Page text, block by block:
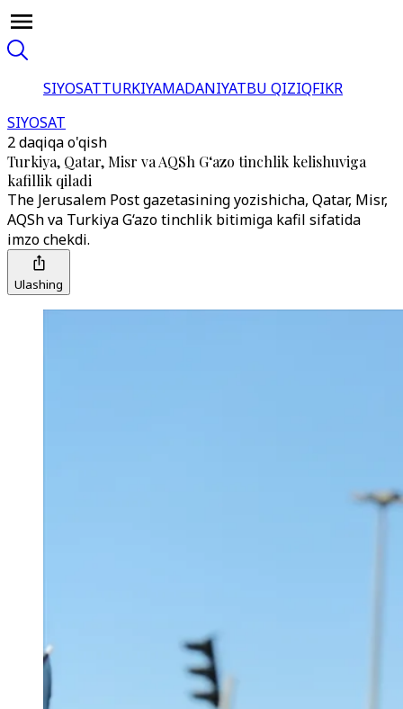
SIYOSATTURKIYAMADANIYATBU QIZIQFIKR
SIYOSAT
2 daqiqa o'qish
Turkiya, Qatar, Misr va AQSh G‘azo tinchlik kelishuviga
kafillik qiladi
The Jerusalem Post gazetasining yozishicha, Qatar, Misr,
AQSh va Turkiya G‘azo tinchlik bitimiga kafil sifatida
imzo chekdi.
Ulashing